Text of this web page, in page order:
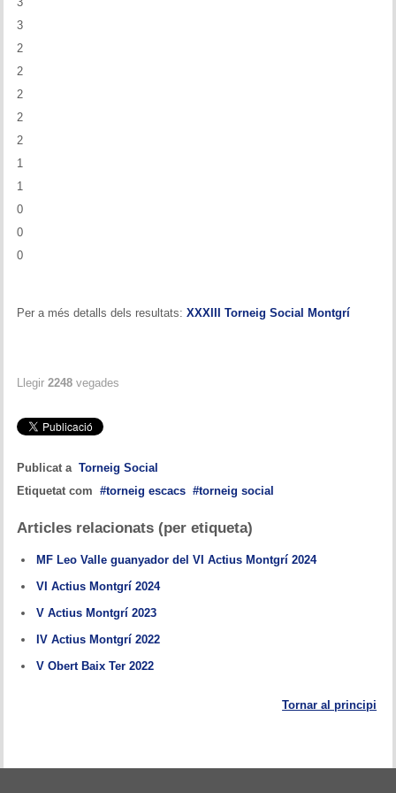
3
2
2
2
2
2
1
1
0
0
0
Per a més detalls dels resultats: XXXIII Torneig Social Montgrí
Llegir 2248 vegades
Publicat a Torneig Social
Etiquetat com
torneig escacs torneig social
Articles relacionats (per etiqueta)
MF Leo Valle guanyador del VI Actius Montgrí 2024
VI Actius Montgrí 2024
V Actius Montgrí 2023
IV Actius Montgrí 2022
V Obert Baix Ter 2022
Tornar al principi